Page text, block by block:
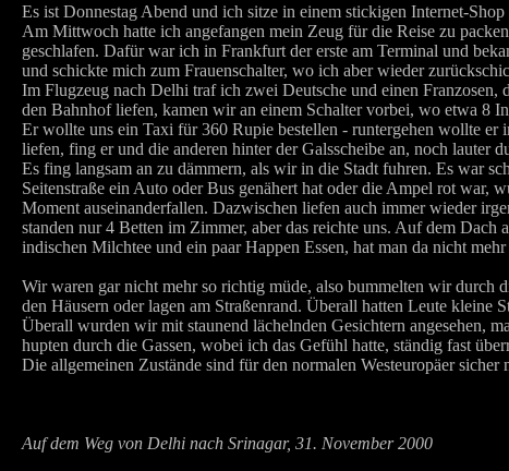
Es ist Donnestag Abend und ich sitze in einem stickigen Internet-
Am Mittwoch hatte ich angefangen mein Zeug für die Reise zu
geschlafen. Dafür war ich in Frankfurt der erste am Terminal und
und schickte mich zum Frauenschalter, wo ich aber wieder
Im Flugzeug nach Delhi traf ich zwei Deutsche und einen
den Bahnhof liefen, kamen wir an einem Schalter vorbei, wo etwa 8
Er wollte uns ein Taxi für 360 Rupie bestellen - runtergehen wollte
liefen, fing er und die anderen hinter der Galsscheibe an, noch
Es fing langsam an zu dämmern, als wir in die Stadt fuhren. Es war
Seitenstraße ein Auto oder Bus genähert hat oder die Ampel rot war,
Moment auseinanderfallen. Dazwischen liefen auch immer wieder
standen nur 4 Betten im Zimmer, aber das reichte uns. Auf dem
indischen Milchtee und ein paar Happen Essen, hat man da nicht mehr
Wir waren gar nicht mehr so richtig müde, also bummelten wir durch
den Häusern oder lagen am Straßenrand. Überall hatten Leute
Überall wurden wir mit staunend lächelnden Gesichtern angesehen,
hupten durch die Gassen, wobei ich das Gefühl hatte, ständig fast
Die allgemeinen Zustände sind für den normalen Westeuropäer
Auf dem Weg von Delhi nach Srinagar, 31. November 2000